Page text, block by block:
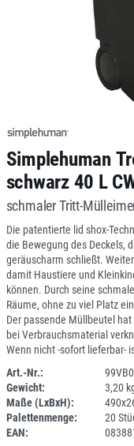
Simplehuman
schwarz 40 L
schmaler Tritt-
Die patentierte lid shox-
die Bewegung des Deckels,
geräuscharm schließt.
damit Haustiere und
können. Durch seine
Räume, ohne zu viel Platz
Der passende Müllbeutel
bei Verbrauchsmaterial
Wenn nicht -sofort lieferbar-
Art.-Nr.:
Gewicht:
3,20
Maße (LxBxH):
Palettenmenge:
20
EAN: